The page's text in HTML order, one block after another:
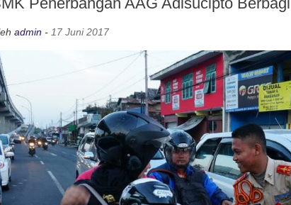
admin - 17 Juni 2017